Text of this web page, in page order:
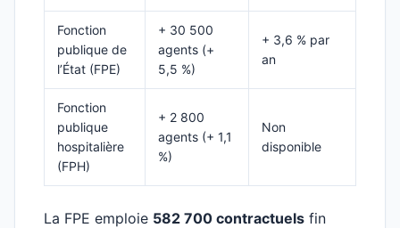
Fonction
publique de
l’État (FPE)
+ 30 500
agents (+
5,5 %)
+ 3,6 % par
an
Fonction
publique
hospitalière
(FPH)
+ 2 800
agents (+ 1,1
%)
Non
disponible
La FPE emploie 582 700 contractuels fin